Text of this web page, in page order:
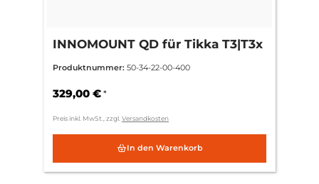
INNOMOUNT QD für Tikka T3|T3x
34mm BH 9mm = (+6mm)
Produktnummer: 50-34-22-00-400
329,00 € *
Preis inkl. MwSt., zzgl. Versandkosten
In den Warenkorb